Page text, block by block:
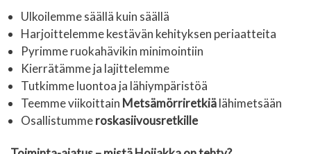
Ulkoilemme säällä kuin säällä
Harjoittelemme kestävän kehityksen periaatteita
Pyrimme ruokahävikin minimointiin
Kierrätämme ja lajittelemme
Tutkimme luontoa ja lähiympäristöä
Teemme viikoittain Metsämörriretkiälähimetsään
Osallistummeroskasiivousretkille